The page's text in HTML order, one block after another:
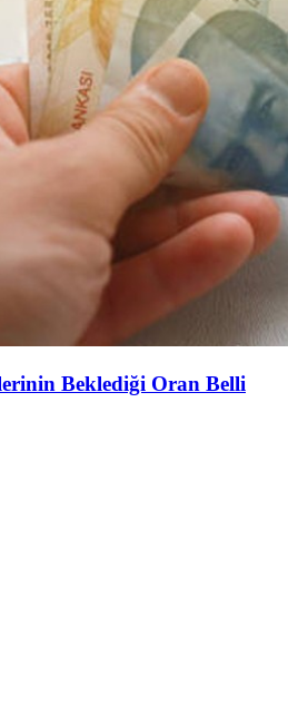
Beklediği Oran Belli